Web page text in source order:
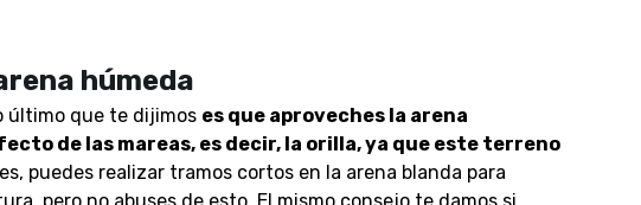
húmeda
último que te dijimos es que aproveches la arena
de las mareas, es decir, la orilla, ya que este terreno
puedes realizar tramos cortos en la arena blanda para